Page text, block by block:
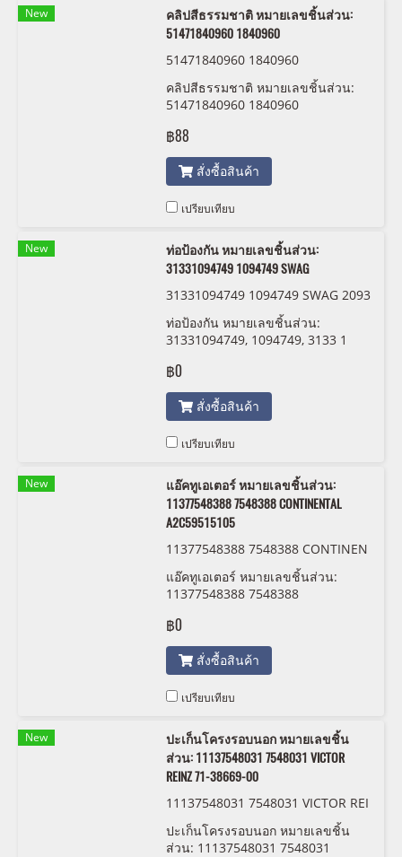
New
คลิปสีธรรมชาติ หมายเลขชิ้นส่วน:
51471840960 1840960
51471840960 1840960
คลิปสีธรรมชาติ หมายเลขชิ้นส่วน:
51471840960 1840960
฿88
สั่งซื้อสินค้า
เปรียบเทียบ
New
ท่อป้องกัน หมายเลขชิ้นส่วน:
31331094749 1094749 SWAG
31331094749 1094749 SWAG 2093
ท่อป้องกัน หมายเลขชิ้นส่วน:
31331094749, 1094749, 3133 1
฿0
สั่งซื้อสินค้า
เปรียบเทียบ
New
แอ๊คทูเอเตอร์ หมายเลขชิ้นส่วน:
11377548388 7548388 CONTINENTAL
A2C59515105
11377548388 7548388 CONTINEN
แอ๊คทูเอเตอร์ หมายเลขชิ้นส่วน:
11377548388 7548388
฿0
สั่งซื้อสินค้า
เปรียบเทียบ
New
ปะเก็นโครงรอบนอก หมายเลขชิ้น
ส่วน: 11137548031 7548031 VICTOR
REINZ 71-38669-00
11137548031 7548031 VICTOR REI
NZ 71-38669-00
ปะเก็นโครงรอบนอก หมายเลขชิ้น
ส่วน: 11137548031 7548031